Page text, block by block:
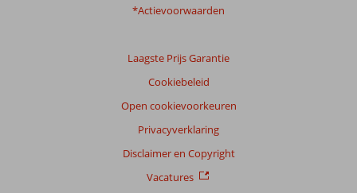
*Actievoorwaarden
Laagste Prijs Garantie
Cookiebeleid
Open cookievoorkeuren
Privacyverklaring
Disclaimer en Copyright
Vacatures